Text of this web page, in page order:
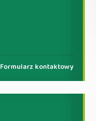
Formularz kontaktowy